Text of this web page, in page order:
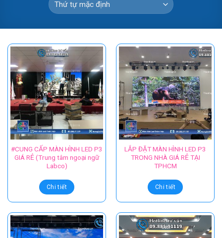
#CUNG CẤP MÀN HÌNH LED P3
GIÁ RẺ (Trung tâm ngoại ngữ
Labco)
Chi tiết
LẮP ĐẶT MÀN HÌNH LED P3
TRONG NHÀ GIÁ RẺ TẠI
TPHCM
Chi tiết